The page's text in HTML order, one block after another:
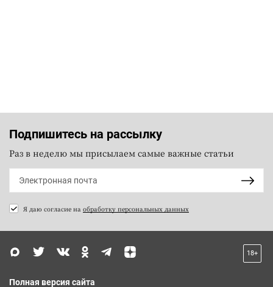
Подпишитесь на рассылку
Раз в неделю мы присылаем самые важные статьи
Я даю согласие на обработку персональных данных
18+
Полная версия сайта